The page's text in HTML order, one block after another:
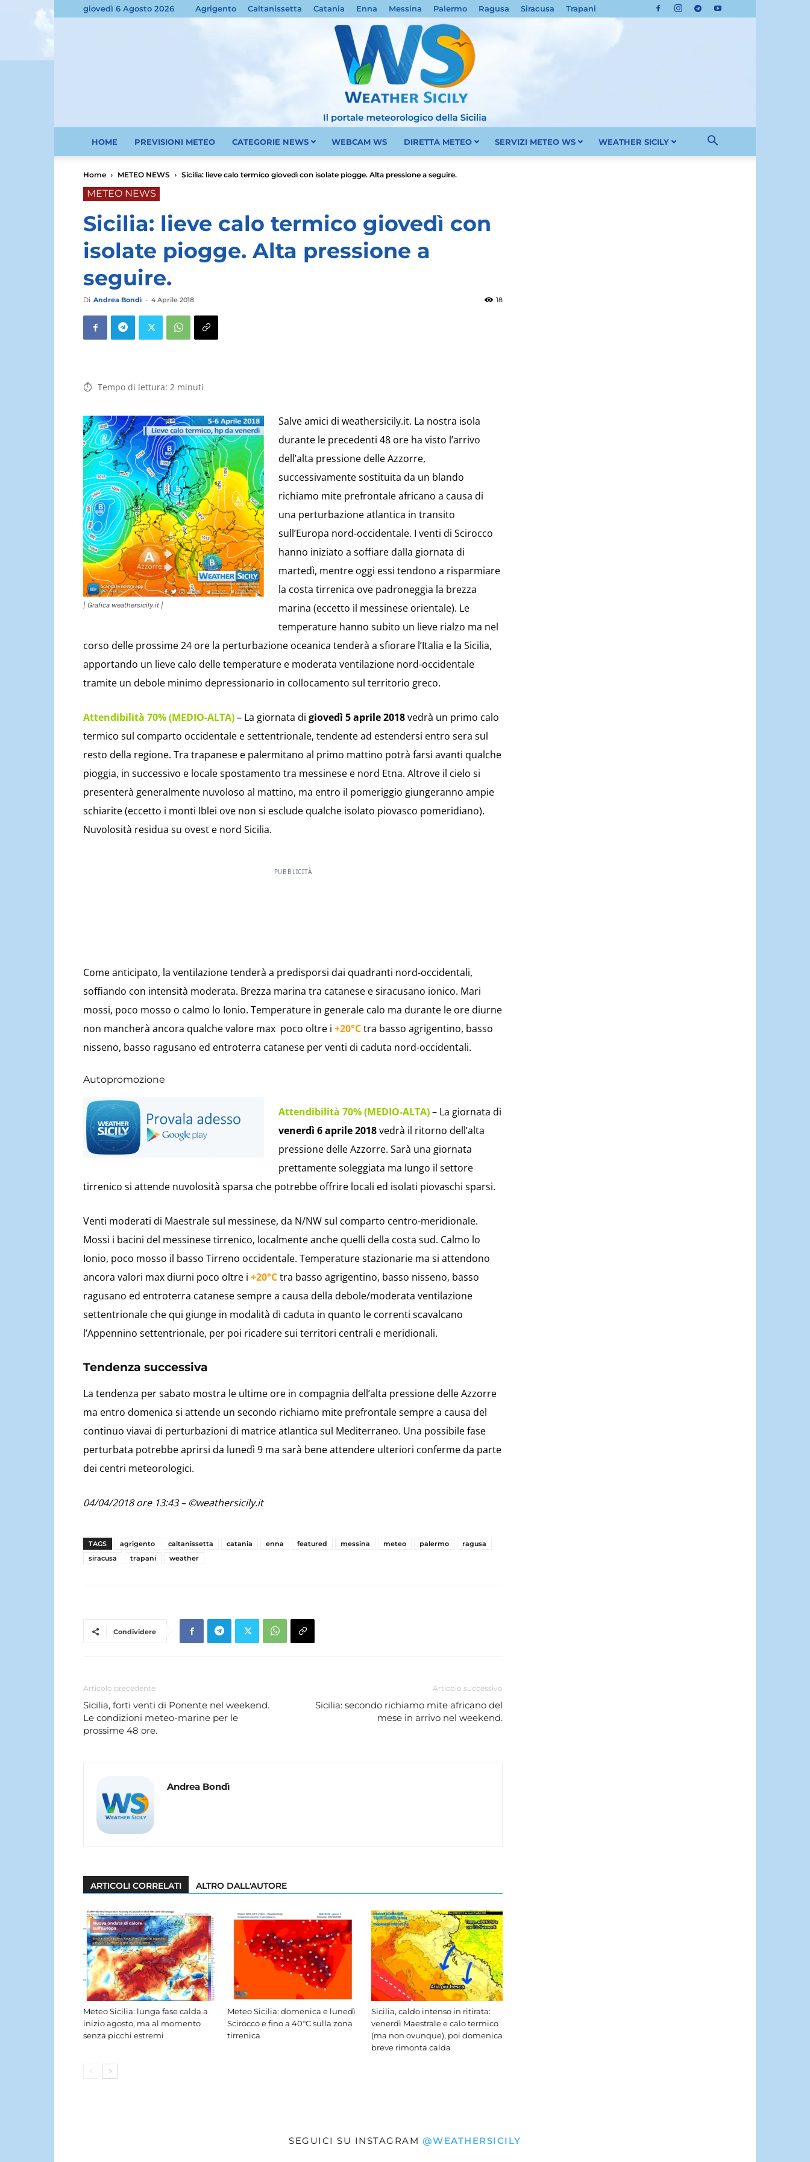
giovedì 6 Agosto 2026 Agrigento Caltanissetta Catania Enna Messina Palermo Ragusa Siracusa Trapani
Sicily.it
HOME PREVISIONI METEO CATEGORIE NEWS WEBCAM WS DIRETTA METEO SERVIZI METEO WS WEATHER SICILY
Home METEO NEWS Sicilia: lieve calo termico giovedì con isolate piogge. Alta pressione a seguire.
METEO NEWS
Sicilia: lieve calo termico giovedì con
isolate piogge. Alta pressione a
seguire.
Di Andrea Bondì - 4 Aprile 2018 18
Tempo di lettura: 2 minuti
| Grafica weathersicily.it |
Salve amici di weathersicily.it. La nostra isola
durante le precedenti 48 ore ha visto l’arrivo
dell’alta pressione delle Azzorre,
successivamente sostituita da un blando
richiamo mite prefrontale africano a causa di
una perturbazione atlantica in transito
sull’Europa nord-occidentale. I venti di Scirocco
hanno iniziato a soffiare dalla giornata di
martedì, mentre oggi essi tendono a risparmiare
la costa tirrenica ove padroneggia la brezza
marina (eccetto il messinese orientale). Le
temperature hanno subito un lieve rialzo ma nel
corso delle prossime 24 ore la perturbazione oceanica tenderà a sfiorare l’Italia e la Sicilia,
apportando un lieve calo delle temperature e moderata ventilazione nord-occidentale
tramite un debole minimo depressionario in collocamento sul territorio greco.
Attendibilità 70% (MEDIO-ALTA)– La giornata di giovedì 5 aprile 2018vedrà un primo calo
termico sul comparto occidentale e settentrionale, tendente ad estendersi entro sera sul
resto della regione. Tra trapanese e palermitano al primo mattino potrà farsi avanti qualche
pioggia, in successivo e locale spostamento tra messinese e nord Etna. Altrove il cielo si
presenterà generalmente nuvoloso al mattino, ma entro il pomeriggio giungeranno ampie
schiarite (eccetto i monti Iblei ove non si esclude qualche isolato piovasco pomeridiano).
Nuvolosità residua su ovest e nord Sicilia.
PUBBLICITÀ
Come anticipato, la ventilazione tenderà a predisporsi dai quadranti nord-occidentali,
soffiando con intensità moderata. Brezza marina tra catanese e siracusano ionico. Mari
mossi, poco mosso o calmo lo Ionio. Temperature in generale calo ma durante le ore diurne
non mancherà ancora qualche valore max poco oltre i +20°Ctra basso agrigentino, basso
nisseno, basso ragusano ed entroterra catanese per venti di caduta nord-occidentali.
Autopromozione
Attendibilità 70% (MEDIO-ALTA)– La giornata di
venerdì 6 aprile 2018vedrà il ritorno dell’alta
pressione delle Azzorre. Sarà una giornata
prettamente soleggiata ma lungo il settore
tirrenico si attende nuvolosità sparsa che potrebbe offrire locali ed isolati piovaschi sparsi.
Venti moderati di Maestrale sul messinese, da N/NW sul comparto centro-meridionale.
Mossi i bacini del messinese tirrenico, localmente anche quelli della costa sud. Calmo lo
Ionio, poco mosso il basso Tirreno occidentale. Temperature stazionarie ma si attendono
ancora valori max diurni poco oltre i +20°Ctra basso agrigentino, basso nisseno, basso
ragusano ed entroterra catanese sempre a causa della debole/moderata ventilazione
settentrionale che qui giunge in modalità di caduta in quanto le correnti scavalcano
l’Appennino settentrionale, per poi ricadere sui territori centrali e meridionali.
Tendenza successiva
La tendenza per sabato mostra le ultime ore in compagnia dell’alta pressione delle Azzorre
ma entro domenica si attende un secondo richiamo mite prefrontale sempre a causa del
continuo viavai di perturbazioni di matrice atlantica sul Mediterraneo. Una possibile fase
perturbata potrebbe aprirsi da lunedì 9 ma sarà bene attendere ulteriori conferme da parte
dei centri meteorologici.
04/04/2018 ore 13:43 – ©weathersicily.it
TAGS agrigento caltanissetta catania enna featured messina meteo palermo
ragusa
siracusa
trapani weather
Condividere
Articolo precedente
Sicilia, forti venti di Ponente nel weekend.
Le condizioni meteo-marine per le
prossime 48 ore.
Articolo successivo
Sicilia: secondo richiamo mite africano del
mese in arrivo nel weekend.
Andrea Bondì
ARTICOLI CORRELATI ALTRO DALL'AUTORE
Meteo Sicilia: lunga fase calda a
inizio agosto, ma al momento
senza picchi estremi
Meteo Sicilia: domenica e lunedì
Scirocco e fino a 40°C sulla zona
tirrenica
Sicilia, caldo intenso in ritirata:
venerdì Maestrale e calo termico
(ma non ovunque), poi domenica
breve rimonta calda
SEGUICI SU INSTAGRAM @WEATHERSICILY